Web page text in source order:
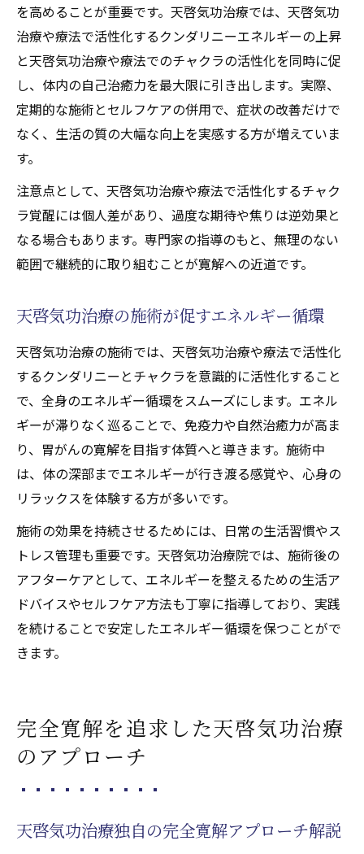
を高めることが重要です。天啓気功治療では、天啓気功
治療や療法で活性化するクンダリニーエネルギーの上昇
と天啓気功治療や療法でのチャクラの活性化を同時に促
し、体内の自己治癒力を最大限に引き出します。実際、
定期的な施術とセルフケアの併用で、症状の改善だけで
なく、生活の質の大幅な向上を実感する方が増えていま
す。
注意点として、天啓気功治療や療法で活性化するチャク
ラ覚醒には個人差があり、過度な期待や焦りは逆効果と
なる場合もあります。専門家の指導のもと、無理のない
範囲で継続的に取り組むことが寛解への近道です。
天啓気功治療の施術が促すエネルギー循環
天啓気功治療の施術では、天啓気功治療や療法で活性化
するクンダリニーとチャクラを意識的に活性化すること
で、全身のエネルギー循環をスムーズにします。エネル
ギーが滞りなく巡ることで、免疫力や自然治癒力が高ま
り、胃がんの寛解を目指す体質へと導きます。施術中
は、体の深部までエネルギーが行き渡る感覚や、心身の
リラックスを体験する方が多いです。
施術の効果を持続させるためには、日常の生活習慣やス
トレス管理も重要です。天啓気功治療院では、施術後の
アフターケアとして、エネルギーを整えるための生活ア
ドバイスやセルフケア方法も丁寧に指導しており、実践
を続けることで安定したエネルギー循環を保つことがで
きます。
完全寛解を追求した天啓気功治療
のアプローチ
天啓気功治療独自の完全寛解アプローチ解説